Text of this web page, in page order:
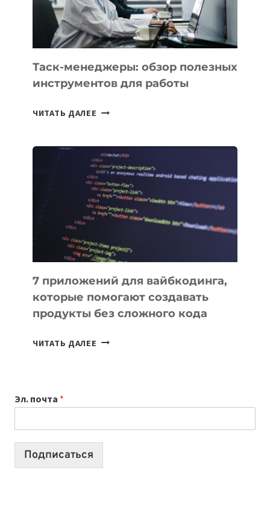
МОЖНО
ПОРУЧИТЬ
УЖЕ
СЕГОДНЯ
Таск-менеджеры: обзор полезных
инструментов для работы
ЧИТАТЬ ДАЛЕЕ ТАСК-
ПОЛЕЗНЫХ
ИНСТРУМЕНТОВ
ДЛЯ
РАБОТЫ
7 приложений для вайбкодинга,
которые помогают создавать
продукты без сложного кода
ЧИТАТЬ ДАЛЕЕ 7
СОЗДАВАТЬ
ПРОДУКТЫ
Эл. почта *
Подписаться